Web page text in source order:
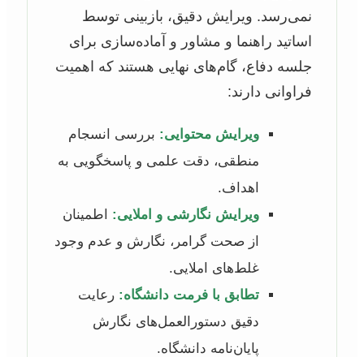
نمی‌رسد. ویرایش دقیق، بازبینی توسط
اساتید راهنما و مشاور و آماده‌سازی برای
جلسه دفاع، گام‌های نهایی هستند که اهمیت
فراوانی دارند:
ویرایش محتوایی: بررسی انسجام
منطقی، دقت علمی و پاسخگویی به
اهداف.
ویرایش نگارشی و املایی: اطمینان
از صحت گرامر، نگارش و عدم وجود
غلط‌های املایی.
تطابق با فرمت دانشگاه: رعایت
دقیق دستورالعمل‌های نگارش
پایان‌نامه دانشگاه.